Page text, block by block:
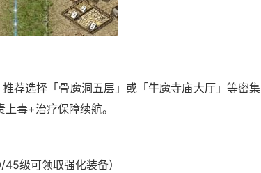
荐选择「骨魔洞五层」或「牛魔寺庙大厅」等密集
毒+治疗保障续航。
级可领取强化装备）